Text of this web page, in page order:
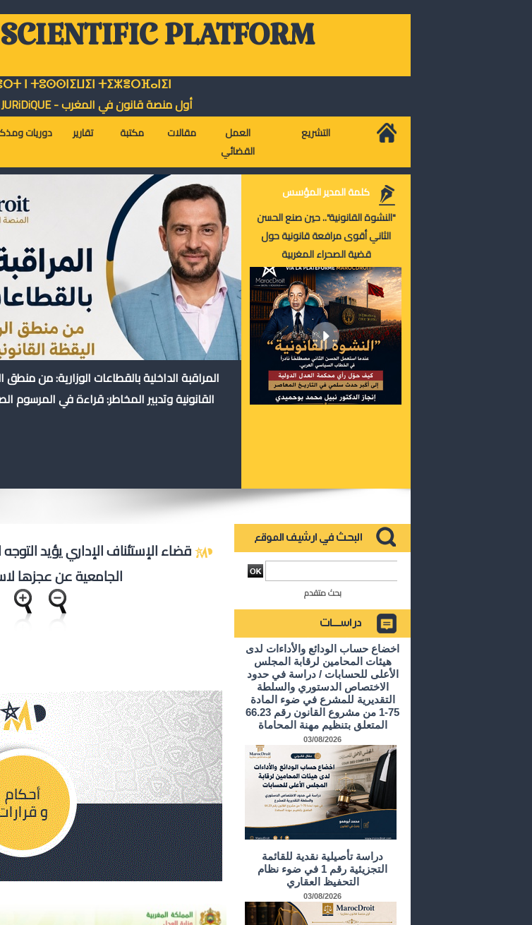
PLATFORM
ⵏ ⵜⵓⵙⵙⵏⵉⵡⵉⵏ ⵜⵉⵣⴻⵔⴼⴰⵏⵉⵏ
أول منصة قانون في المغرب - SiTE DE VEiLLE JURiDiQUE
دوريات تقارير مكتبة مقالات
العمل
القضائي
التشريع
المراقبة الداخلية بالقطاعات الوزارية: من منطق
القانونية وتدبير المخاطر: قراءة في المرسوم الصادر بتاريخ
كلمة المدير المؤسس
"النشوة القانونية".. حين صنع الحسن
الثاني أقوى مرافعة قانونية حول
قضية الصحراء المغربية
قضاء الإستئناف الإداري يؤيد
الجامعية عن عجزها
بحث متقدم
اخضاع حساب الودائع والأداءات لدى
هيئات المحامين لرقابة المجلس
الأعلى للحسابات / دراسة في حدود
الاختصاص الدستوري والسلطة
التقديرية للمشرع في ضوء المادة
75-1 من مشروع القانون رقم 66.23
المتعلق بتنظيم مهنة المحاماة
03/08/2026
دراسة تأصيلية نقدية للقائمة
التجزيئية رقم 1 في ضوء نظام
التحفيظ العقاري
03/08/2026